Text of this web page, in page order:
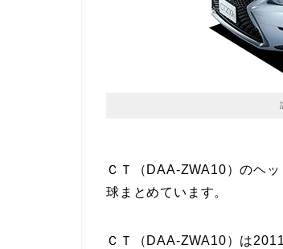
ＣＴ（DAA-ZWA10）のヘ
球まとめています。
ＣＴ（DAA-ZWA10）は